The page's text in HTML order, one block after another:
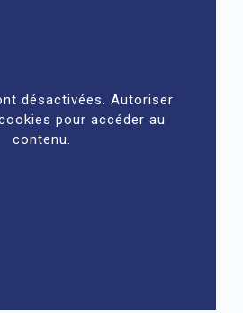
désactivées. Autoriser
pour accéder au
contenu.